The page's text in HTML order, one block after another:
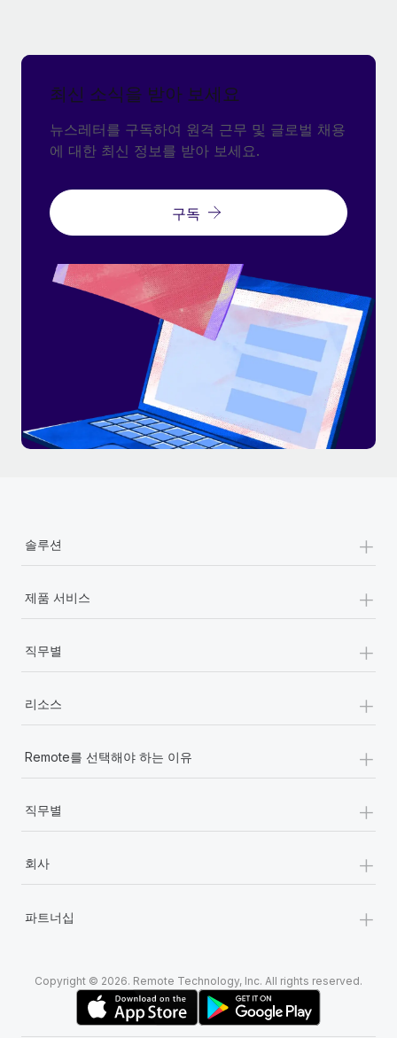
최신 소식을 받아 보세요
뉴스레터를 구독하여 원격 근무 및 글로벌 채용
에 대한 최신 정보를 받아 보세요.
구독
솔루션 +
제품 서비스 +
직무별 +
리소스 +
Remote를 선택해야 하는 이유 +
직무별 +
회사 +
파트너십 +
Copyright © 2026. Remote Technology, Inc. All rights reserved.